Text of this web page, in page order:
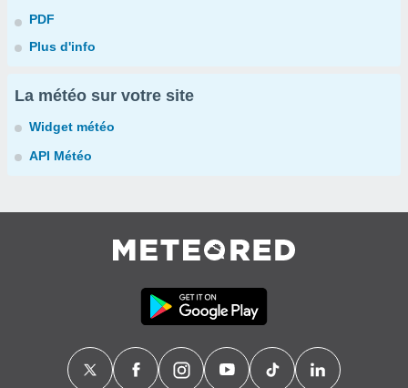
PDF
Plus d'info
La météo sur votre site
Widget météo
API Météo